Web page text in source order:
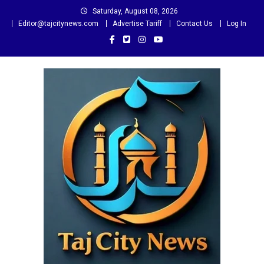
Saturday, August 08, 2026
Editor@tajcitynews.com
Advertise Tariff Contact Us Log In